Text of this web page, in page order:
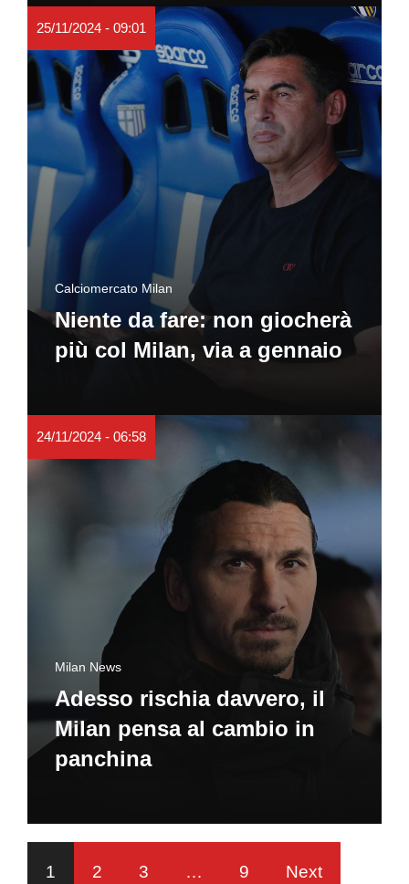
25/11/2024 - 09:01
Calciomercato Milan
Niente da fare: non giocherà
più col Milan, via a gennaio
24/11/2024 - 06:58
Milan News
Adesso rischia davvero, il
Milan pensa al cambio in
panchina
1 2 3 … 9 Next